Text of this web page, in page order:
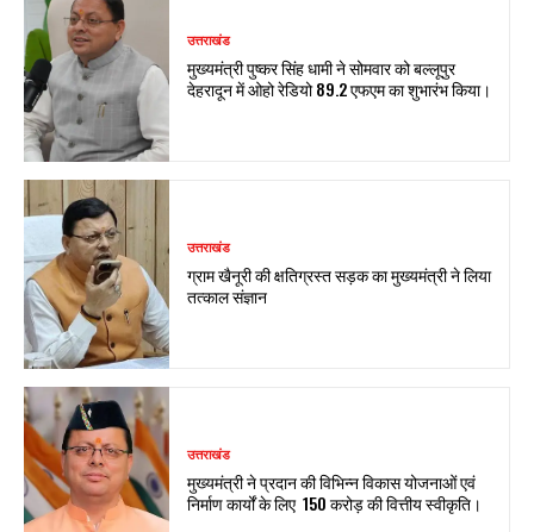
उत्तराखंड
मुख्यमंत्री पुष्कर सिंह धामी ने सोमवार को बल्लूपुर
देहरादून में ओहो रेडियो 89.2 एफएम का शुभारंभ किया।
उत्तराखंड
ग्राम खैनूरी की क्षतिग्रस्त सड़क का मुख्यमंत्री ने लिया
तत्काल संज्ञान
उत्तराखंड
मुख्यमंत्री ने प्रदान की विभिन्न विकास योजनाओं एवं
निर्माण कार्यों के लिए ₹ 150 करोड़ की वित्तीय स्वीकृति।